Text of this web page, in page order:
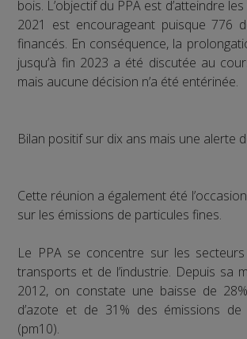
bois. L’objectif du PPA est d’atteindre
2021 est encourageant puisque 776
financés. En conséquence, la
jusqu’à fin 2023 a été discutée au
mais aucune décision n’a été entérinée.
Bilan positif sur dix ans mais une alerte
Cette réunion a également été
sur les émissions de particules fines.
Le PPA se concentre sur les
transports et de l’industrie. Depuis sa
2012, on constate une baisse de
d’azote et de 31% des émissions de
(pm10).